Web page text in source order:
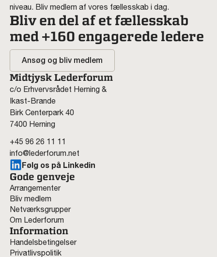
niveau. Bliv medlem af vores fællesskab i dag.
Bliv en del af et fællesskab
med +160 engagerede ledere
Ansøg og bliv medlem
Midtjysk Lederforum
c/o Erhvervsrådet Herning &
Ikast-Brande
Birk Centerpark 40
7400 Herning
+45 96 26 11 11
info@lederforum.net
Følg os på Linkedin
Gode genveje
Arrangementer
Bliv medlem
Netværksgrupper
Om Lederforum
Information
Handelsbetingelser
Privatlivspolitik